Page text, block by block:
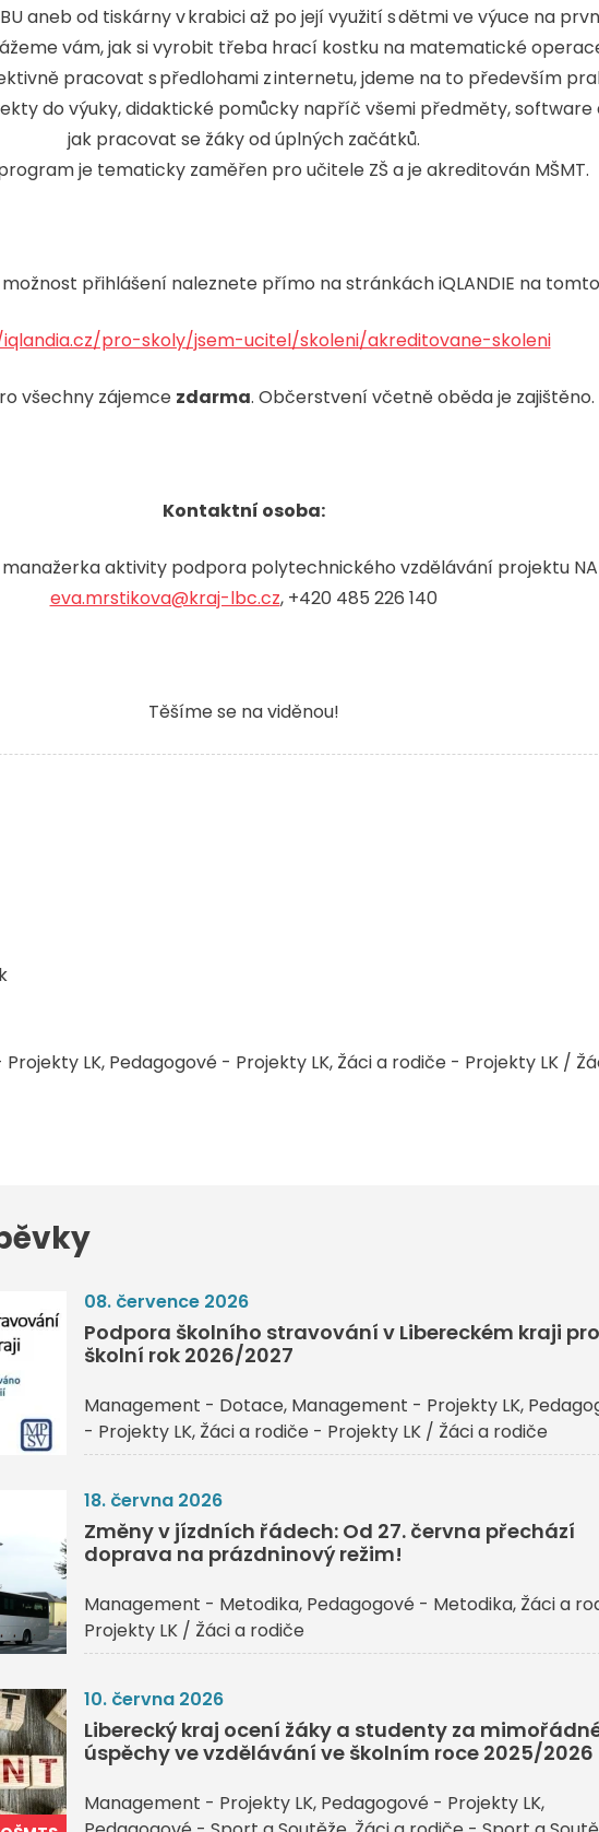
aneb od tiskárny v krabici až po její využití s dětmi ve výuce na
vám, jak si vyrobit třeba hrací kostku na matematické
pracovat s předlohami z internetu, jdeme na to především
do výuky, didaktické pomůcky napříč všemi předměty, software
jak pracovat se žáky od úplných začátků.
je tematicky zaměřen pro učitele ZŠ a je akreditován MŠMT.
přihlášení naleznete přímo na stránkách iQLANDIE na
pro-skoly/jsem-ucitel/skoleni/akreditovane-skoleni
všechny zájemce zdarma. Občerstvení včetně oběda je zajištěno.
Kontaktní osoba:
aktivity podpora polytechnického vzdělávání projektu
eva.mrstikova@kraj-lbc.cz, +420 485 226 140
Těšíme se na viděnou!
LK Pedagogové - Projekty LK Žáci a rodiče - Projekty LK /
08. července 2026
Podpora školního stravování v Libereckém kraji pro
školní rok 2026/2027
Management - Dotace Management - Projekty LK
- Projekty LK Žáci a rodiče - Projekty LK / Žáci a rodiče
18. června 2026
Změny v jízdních řádech: Od 27. června přechází
doprava na prázdninový režim!
Management - Metodika Pedagogové - Metodika Žáci a
Projekty LK / Žáci a rodiče
10. června 2026
Liberecký kraj ocení žáky a studenty za
úspěchy ve vzdělávání ve školním roce 2025/2026
Management - Projekty LK Pedagogové - Projekty LK